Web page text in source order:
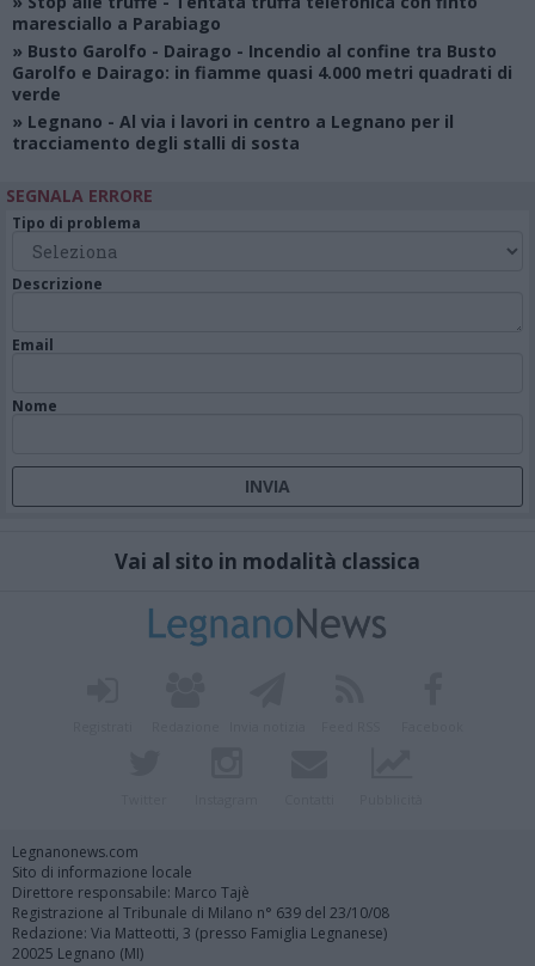
maresciallo a Parabiago
» Busto Garolfo - Dairago - Incendio al confine tra Busto
Garolfo e Dairago: in fiamme quasi 4.000 metri quadrati di
verde
» Legnano - Al via i lavori in centro a Legnano per il
tracciamento degli stalli di sosta
SEGNALA ERRORE
Tipo di problema
Descrizione
Email
Nome
Vai al sito in modalità classica
Legnanonews.com
Sito di informazione locale
Direttore responsabile: Marco Tajè
Registrazione al Tribunale di Milano n° 639 del 23/10/08
Redazione: Via Matteotti, 3 (presso Famiglia Legnanese)
20025 Legnano (MI)